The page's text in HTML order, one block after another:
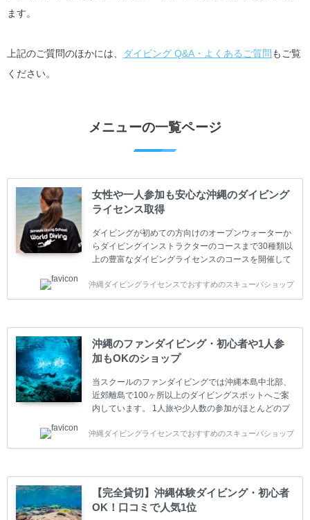
ます。
上記のご質問のほかには、 ダイビング Q&A・よくあるご質問 もご覧
ください。
メニューの一覧ページ
女性や一人参加も安心な沖縄のダイビング
ライセンス取得
ダイビングが初めての方向けのオープンウォーターか
らダイビングインストラクターのコースまで30種類以
上の豊富なダイビングライセンスのコースを開催して
(TEC)のコースもご用意しています。 当スクールを受
講するお客様は一人参加などの少人数のご参加が最も
スクールです。各種ダイビングライセンス取得コース
は年間を通じてキャンペーンを行っています。 ベーシ
ックダイバー(Cカード) 1日間+eラーニング 最安値キ
ャンペーン ￥22800(税込) ￥16800(税込) 器材 / 送
迎 / 保険 / 全て込み ダイビング...
沖縄ダイビングライセンスでおすすめのスキューバショップ
沖縄のファンダイビング・初心者や1人参
加もOKのショップ
当スクールのファンダイビングでは沖縄本島中北部、
近郊離島で100ヶ所以上のダイビングスポットへご案
内しています。 1人旅や少人数の参加がほとんどのプ
の方も安心して楽しめるようにリフレッシュダイビン
グコースもご用意しています。お1人様も初心者の方
イセンスを取得したお客様、ファンダイビングのリピ
ーター様はファンダイビングの全てのコース費が
10%OFF、フル器材レンタルが50%OFFになります。
沖縄本島周辺ビーチ・ファンダイビング ￥13800(税
沖縄ダイビングライセンスでおすすめのスキューバショップ
【完全貸切】沖縄体験ダイビング・初心者
OK！口コミで人気1位